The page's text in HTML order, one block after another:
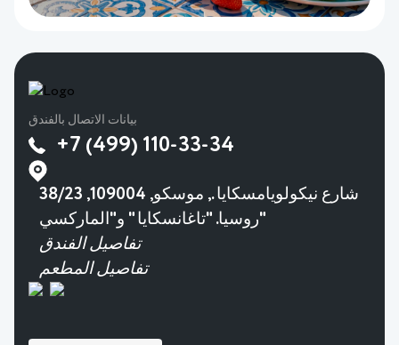
بيانات الاتصال بالفندق
+7 (499) 110-33-34
38/23 شارع نيكولويامسكايا., موسكو, 109004,
روسيا. "تاغانسكايا " و"الماركسي"
تفاصيل الفندق
تفاصيل المطعم